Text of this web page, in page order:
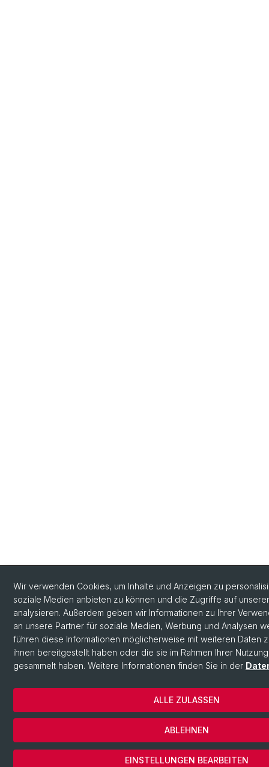
Wir verwenden Cookies, um Inhalte und Anzeigen zu
soziale Medien anbieten zu können und die Zugriffe auf
analysieren. Außerdem geben wir Informationen zu Ihrer
an unsere Partner für soziale Medien, Werbung und Analysen
führen diese Informationen möglicherweise mit weiteren Daten
ihnen bereitgestellt haben oder die sie im Rahmen Ihrer
gesammelt haben. Weitere Informationen finden Sie in der
EINSTELLUNGEN BEARBEITEN
ABLEHNEN
ALLE ZULASSEN